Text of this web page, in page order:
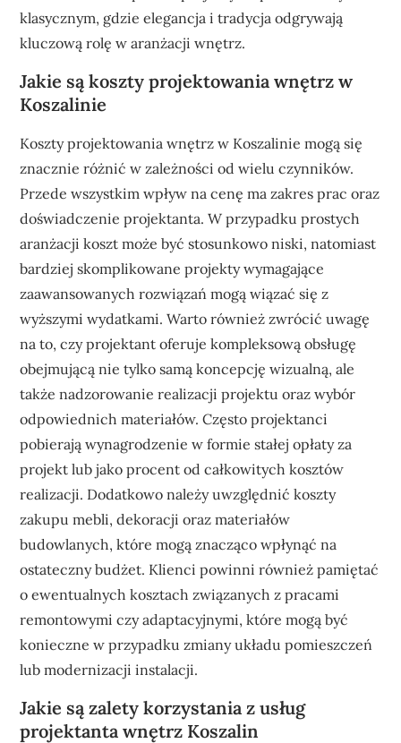
klasycznym, gdzie elegancja i tradycja odgrywają
kluczową rolę w aranżacji wnętrz.
Jakie są koszty projektowania wnętrz w
Koszalinie
Koszty projektowania wnętrz w Koszalinie mogą się
znacznie różnić w zależności od wielu czynników.
Przede wszystkim wpływ na cenę ma zakres prac oraz
doświadczenie projektanta. W przypadku prostych
aranżacji koszt może być stosunkowo niski, natomiast
bardziej skomplikowane projekty wymagające
zaawansowanych rozwiązań mogą wiązać się z
wyższymi wydatkami. Warto również zwrócić uwagę
na to, czy projektant oferuje kompleksową obsługę
obejmującą nie tylko samą koncepcję wizualną, ale
także nadzorowanie realizacji projektu oraz wybór
odpowiednich materiałów. Często projektanci
pobierają wynagrodzenie w formie stałej opłaty za
projekt lub jako procent od całkowitych kosztów
realizacji. Dodatkowo należy uwzględnić koszty
zakupu mebli, dekoracji oraz materiałów
budowlanych, które mogą znacząco wpłynąć na
ostateczny budżet. Klienci powinni również pamiętać
o ewentualnych kosztach związanych z pracami
remontowymi czy adaptacyjnymi, które mogą być
konieczne w przypadku zmiany układu pomieszczeń
lub modernizacji instalacji.
Jakie są zalety korzystania z usług
projektanta wnętrz Koszalin